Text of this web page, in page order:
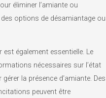
éliminer l’amiante ou
options de désamiantage ou
également essentielle. Le
nécessaires sur l’état
la présence d’amiante. Des
peuvent être